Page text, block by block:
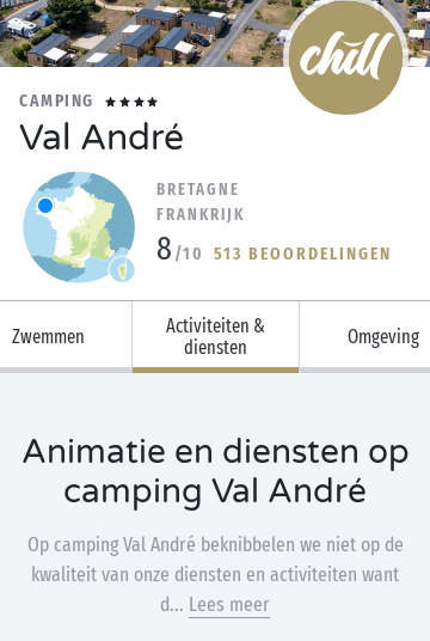
CAMPING
Val André
BRETAGNE
FRANKRIJK
8 /10 513 BEOORDELINGEN
Zwemmen
Activiteiten &
diensten
Omgeving
Animatie en diensten op
camping Val André
Op camping Val André beknibbelen we niet op de
kwaliteit van onze diensten en activiteiten want
d... Lees meer